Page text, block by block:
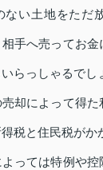
ない土地をただ
相手へ売ってお
らっしゃるでし
却によって得
税と住民税がか
っては特例や